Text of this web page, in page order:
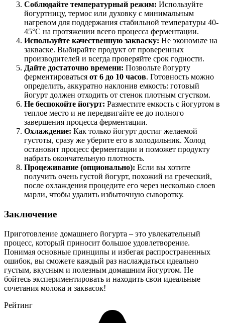
Соблюдайте температурный режим: Используйте
йогуртницу, термос или духовку с минимальным
нагревом для поддержания стабильной температуры 40-
45°C на протяжении всего процесса ферментации.
Используйте качественную закваску: Не экономьте на
закваске. Выбирайте продукт от проверенных
производителей и всегда проверяйте срок годности.
Дайте достаточно времени: Позвольте йогурту
ферментироваться от 6 до 10 часов. Готовность можно
определить, аккуратно наклонив емкость: готовый
йогурт должен отходить от стенок плотным сгустком.
Не беспокойте йогурт: Разместите емкость с йогуртом в
теплое место и не передвигайте ее до полного
завершения процесса ферментации.
Охлаждение: Как только йогурт достиг желаемой
густоты, сразу же уберите его в холодильник. Холод
остановит процесс ферментации и поможет продукту
набрать окончательную плотность.
Процеживание (опционально): Если вы хотите
получить очень густой йогурт, похожий на греческий,
после охлаждения процедите его через несколько слоев
марли, чтобы удалить избыточную сыворотку.
Заключение
Приготовление домашнего йогурта – это увлекательный
процесс, который приносит большое удовлетворение.
Понимая основные принципы и избегая распространенных
ошибок, вы сможете каждый раз наслаждаться идеально
густым, вкусным и полезным домашним йогуртом. Не
бойтесь экспериментировать и находить свои идеальные
сочетания молока и заквасок!
Рейтинг